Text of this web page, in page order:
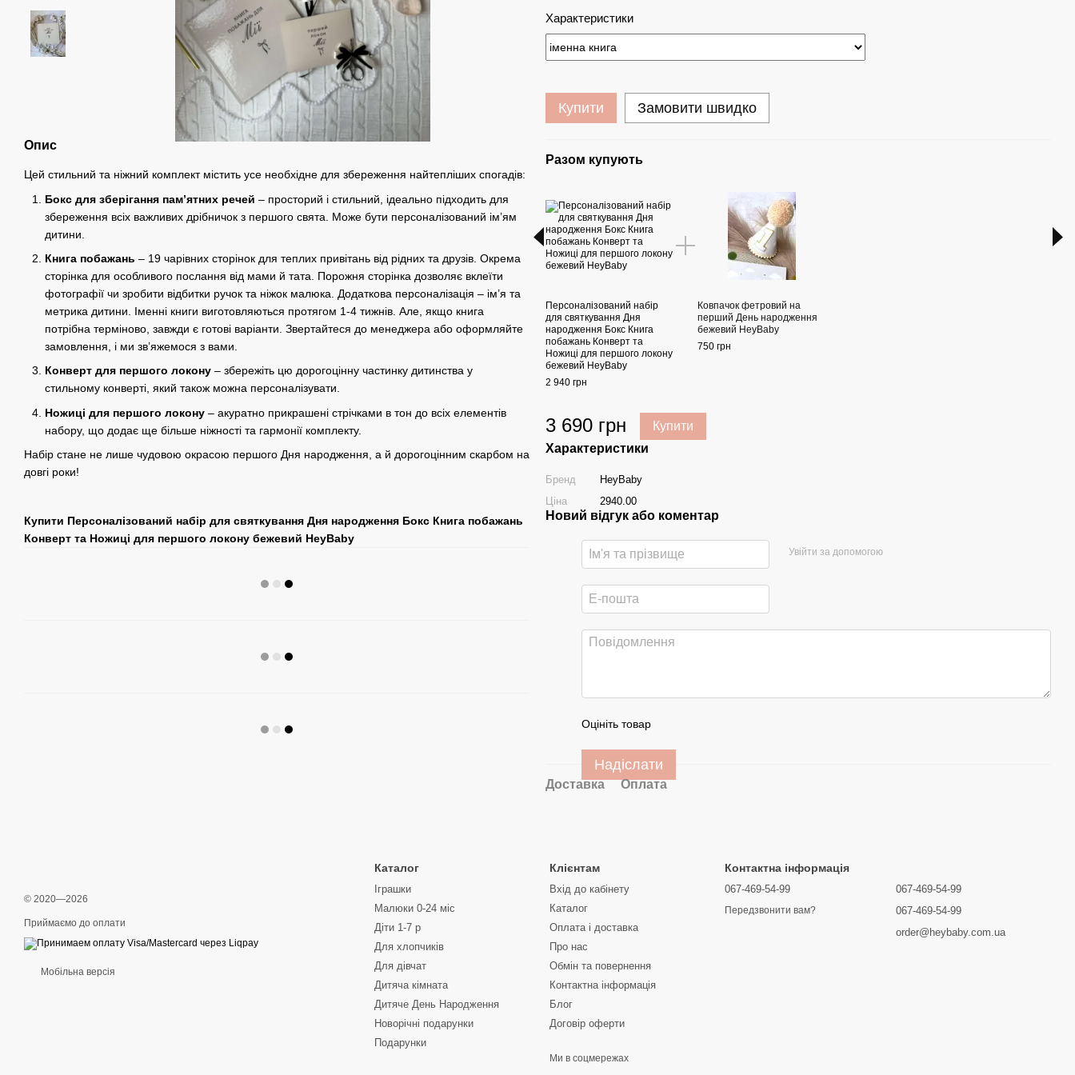
Опис
Цей стильний та ніжний комплект містить усе необхідне для збереження найтепліших спогадів:
Бокс для зберігання пам’ятних речей – просторий і стильний, ідеально підходить для
збереження всіх важливих дрібничок з першого свята. Може бути персоналізований ім’ям
дитини.
Книга побажань – 19 чарівних сторінок для теплих привітань від рідних та друзів. Окрема
сторінка для особливого послання від мами й тата. Порожня сторінка дозволяє вклеїти
фотографії чи зробити відбитки ручок та ніжок малюка. Додаткова персоналізація – ім’я та
метрика дитини. Іменні книги виготовляються протягом 1-4 тижнів. Але, якщо книга
потрібна терміново, завжди є готові варіанти. Звертайтеся до менеджера або оформляйте
замовлення, і ми зв’яжемося з вами.
Конверт для першого локону – збережіть цю дорогоцінну частинку дитинства у
стильному конверті, який також можна персоналізувати.
Ножиці для першого локону – акуратно прикрашені стрічками в тон до всіх елементів
набору, що додає ще більше ніжності та гармонії комплекту.
Набір стане не лише чудовою окрасою першого Дня народження, а й дорогоцінним скарбом на
довгі роки!
Купити Персоналізований набір для святкування Дня народження Бокс Книга побажань
Конверт та Ножиці для першого локону бежевий HeyBaby
Характеристики
Купити Замовити швидко
Разом купують
Персоналізований набір
для святкування Дня
народження Бокс Книга
побажань Конверт та
Ножиці для першого локону
бежевий HeyBaby
2 940 грн
Ковпачок фетровий на
перший День народження
бежевий HeyBaby
750 грн
3 690 грн Купити
Характеристики
Бренд
HeyBaby
Ціна
2940.00
Новий відгук або коментар
Увійти за допомогою
Оцініть товар
Надіслати
Доставка Оплата
© 2020—2026
Приймаємо до оплати
Мобільна версія
Каталог
Іграшки
Малюки 0-24 міс
Діти 1-7 р
Для хлопчиків
Для дівчат
Дитяча кімната
Дитяче День Народження
Новорічні подарунки
Подарунки
Клієнтам
Вхід до кабінету
Каталог
Оплата і доставка
Про нас
Обмін та повернення
Контактна інформація
Блог
Договір оферти
Ми в соцмережах
Контактна інформація
067-469-54-99
Передзвонити вам?
067-469-54-99
067-469-54-99
order@heybaby.com.ua